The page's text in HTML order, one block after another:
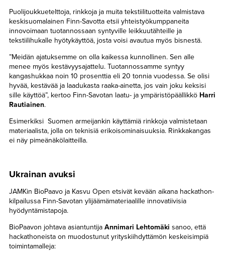
Puolijoukkuetelttoja, rinkkoja ja muita tekstiilituotteita valmistava
keskisuomalainen Finn-Savotta etsii yhteistyökumppaneita
innovoimaan tuotannossaan syntyville leikkuutähteille ja
tekstiilihukalle hyötykäyttöä, josta voisi avautua myös bisnestä.
”Meidän ajatuksemme on olla kaikessa kunnollinen. Sen alle
menee myös kestävyysajattelu. Tuotannossamme syntyy
kangashukkaa noin 10 prosenttia eli 20 tonnia vuodessa. Se olisi
hyvää, kestävää ja laadukasta raaka-ainetta, jos vain joku keksisi
sille käyttöä”, kertoo Finn-Savotan laatu- ja ympäristöpäällikkö Harri
Rautiainen.
Esimerkiksi Suomen armeijankin käyttämiä rinkkoja valmistetaan
materiaalista, jolla on teknisiä erikoisominaisuuksia. Rinkkakangas
ei näy pimeänäkölaitteilla.
Ukrainan avuksi
JAMKin BioPaavo ja Kasvu Open etsivät kevään aikana hackathon-
kilpailussa Finn-Savotan ylijäämämateriaalille innovatiivisia
hyödyntämistapoja.
BioPaavon johtava asiantuntija Annimari Lehtomäki sanoo, että
hackathoneista on muodostunut yrityskiihdyttämön keskeisimpiä
toimintamalleja: